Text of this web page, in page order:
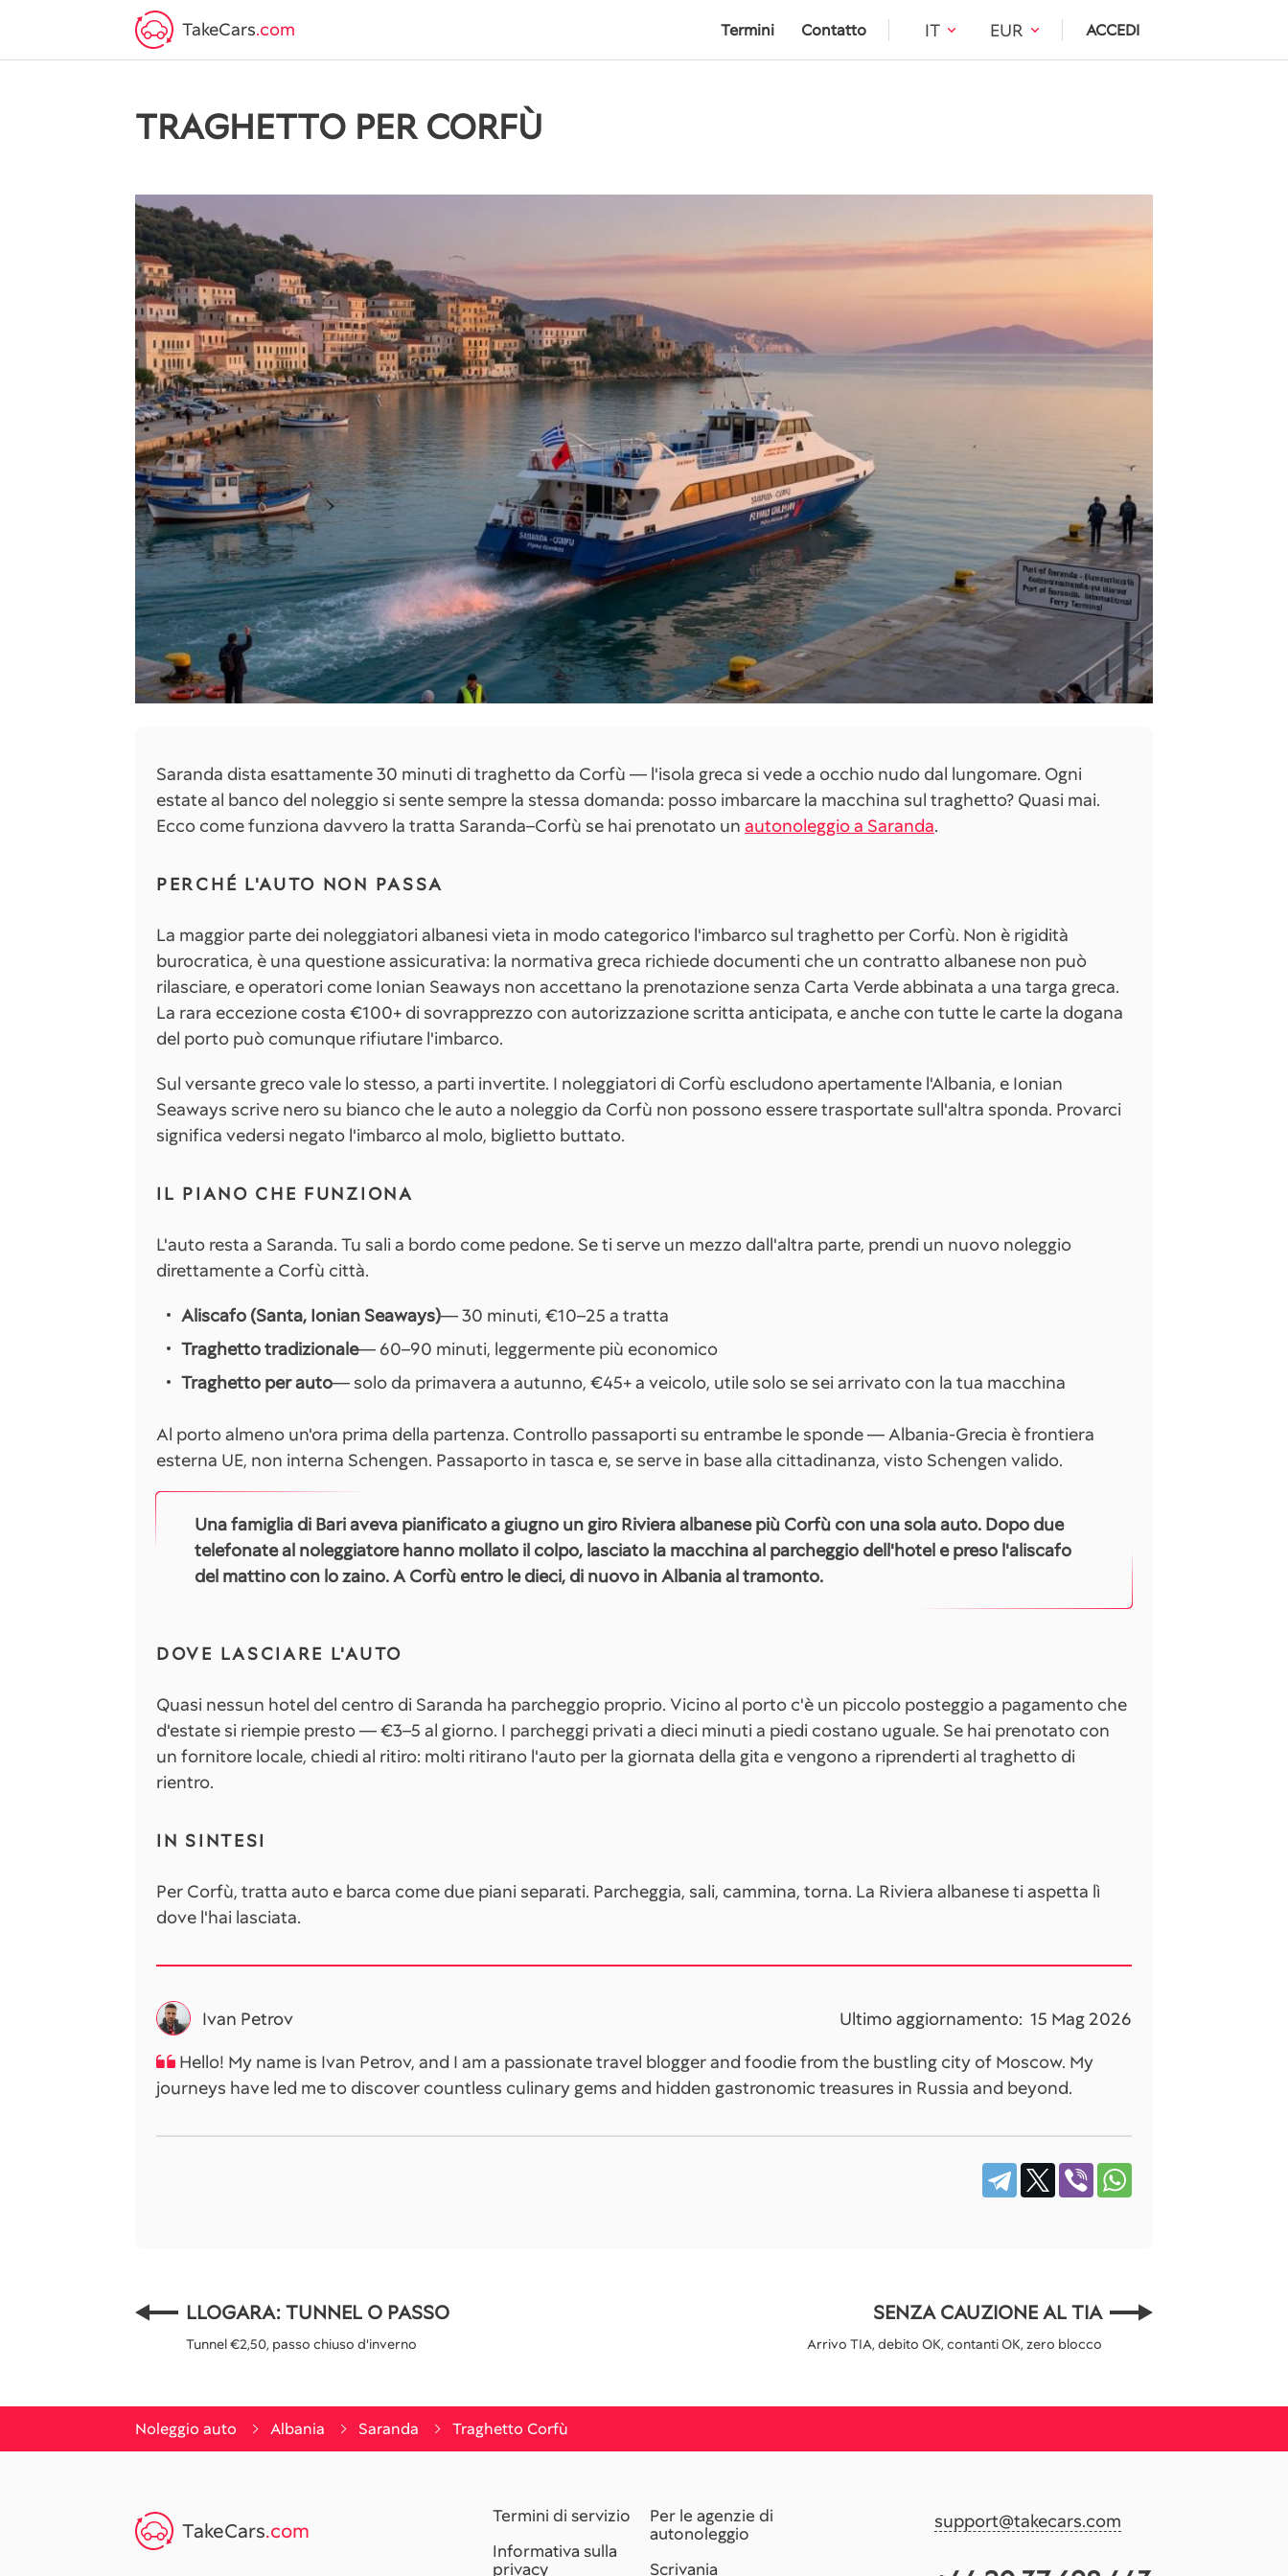
TakeCars.com Termini Contatto IT EUR ACCEDI
TRAGHETTO PER CORFÙ
Saranda dista esattamente 30 minuti di traghetto da Corfù — l'isola greca si vede a occhio nudo dal lungomare. Ogni
estate al banco del noleggio si sente sempre la stessa domanda: posso imbarcare la macchina sul traghetto? Quasi mai.
Ecco come funziona davvero la tratta Saranda–Corfù se hai prenotato un autonoleggio a Saranda.
PERCHÉ L'AUTO NON PASSA
La maggior parte dei noleggiatori albanesi vieta in modo categorico l'imbarco sul traghetto per Corfù. Non è rigidità
burocratica, è una questione assicurativa: la normativa greca richiede documenti che un contratto albanese non può
rilasciare, e operatori come Ionian Seaways non accettano la prenotazione senza Carta Verde abbinata a una targa greca.
La rara eccezione costa €100+ di sovrapprezzo con autorizzazione scritta anticipata, e anche con tutte le carte la dogana
del porto può comunque rifiutare l'imbarco.
Sul versante greco vale lo stesso, a parti invertite. I noleggiatori di Corfù escludono apertamente l'Albania, e Ionian
Seaways scrive nero su bianco che le auto a noleggio da Corfù non possono essere trasportate sull'altra sponda. Provarci
significa vedersi negato l'imbarco al molo, biglietto buttato.
IL PIANO CHE FUNZIONA
L'auto resta a Saranda. Tu sali a bordo come pedone. Se ti serve un mezzo dall'altra parte, prendi un nuovo noleggio
direttamente a Corfù città.
Aliscafo (Santa, Ionian Seaways)— 30 minuti, €10–25 a tratta
Traghetto tradizionale— 60–90 minuti, leggermente più economico
Traghetto per auto— solo da primavera a autunno, €45+ a veicolo, utile solo se sei arrivato con la tua macchina
Al porto almeno un'ora prima della partenza. Controllo passaporti su entrambe le sponde — Albania-Grecia è frontiera
esterna UE, non interna Schengen. Passaporto in tasca e, se serve in base alla cittadinanza, visto Schengen valido.
Una famiglia di Bari aveva pianificato a giugno un giro Riviera albanese più Corfù con una sola auto. Dopo due
telefonate al noleggiatore hanno mollato il colpo, lasciato la macchina al parcheggio dell'hotel e preso l'aliscafo
del mattino con lo zaino. A Corfù entro le dieci, di nuovo in Albania al tramonto.
DOVE LASCIARE L'AUTO
Quasi nessun hotel del centro di Saranda ha parcheggio proprio. Vicino al porto c'è un piccolo posteggio a pagamento che
d'estate si riempie presto — €3–5 al giorno. I parcheggi privati a dieci minuti a piedi costano uguale. Se hai prenotato con
un fornitore locale, chiedi al ritiro: molti ritirano l'auto per la giornata della gita e vengono a riprenderti al traghetto di
rientro.
IN SINTESI
Per Corfù, tratta auto e barca come due piani separati. Parcheggia, sali, cammina, torna. La Riviera albanese ti aspetta lì
dove l'hai lasciata.
Ivan Petrov Ultimo aggiornamento: 15 Mag 2026
Hello! My name is Ivan Petrov, and I am a passionate travel blogger and foodie from the bustling city of Moscow. My
journeys have led me to discover countless culinary gems and hidden gastronomic treasures in Russia and beyond.
LLOGARA: TUNNEL O PASSO
Tunnel €2,50, passo chiuso d'inverno
SENZA CAUZIONE AL TIA
Arrivo TIA, debito OK, contanti OK, zero blocco
Noleggio auto Albania Saranda Traghetto Corfù
TakeCars.com
Termini di servizio
Informativa sulla
privacy
Per le agenzie di
autonoleggio
Scrivania
support@takecars.com